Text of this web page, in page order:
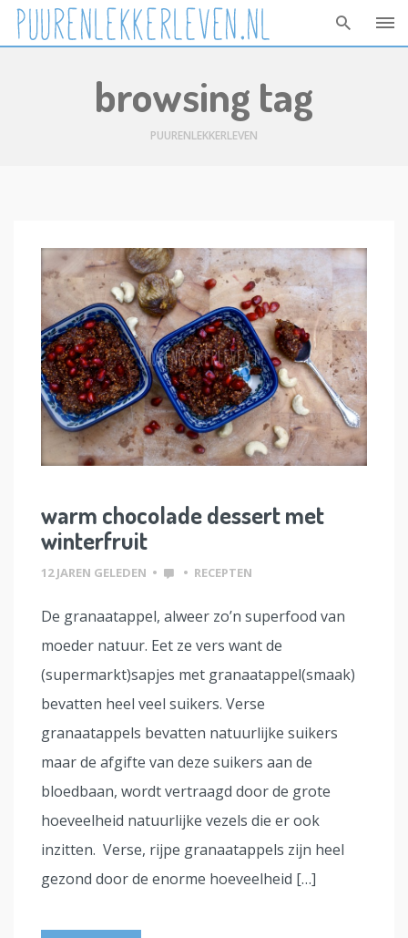
browsing tag
PUURENLEKKERLEVEN
warm chocolade dessert met
winterfruit
12 JAREN GELEDEN • • RECEPTEN
De granaatappel, alweer zo’n superfood van
moeder natuur. Eet ze vers want de
(supermarkt)sapjes met granaatappel(smaak)
bevatten heel veel suikers. Verse
granaatappels bevatten natuurlijke suikers
maar de afgifte van deze suikers aan de
bloedbaan, wordt vertraagd door de grote
hoeveelheid natuurlijke vezels die er ook
inzitten. Verse, rijpe granaatappels zijn heel
gezond door de enorme hoeveelheid […]